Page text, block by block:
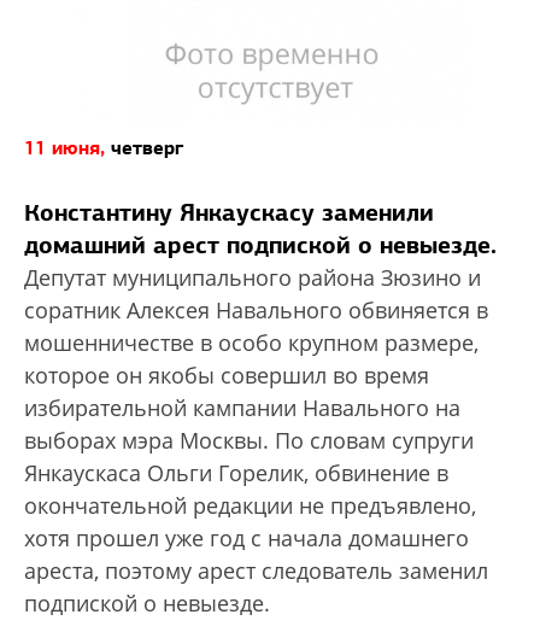
11 июня, четверг
Константину Янкаускасу заменили
домашний арест подпиской о невыезде.
Депутат муниципального района Зюзино и
соратник Алексея Навального обвиняется в
мошенничестве в особо крупном размере,
которое он якобы совершил во время
избирательной кампании Навального на
выборах мэра Москвы. По словам супруги
Янкаускаса Ольги Горелик, обвинение в
окончательной редакции не предъявлено,
хотя прошел уже год с начала домашнего
ареста, поэтому арест следователь заменил
подпиской о невыезде.